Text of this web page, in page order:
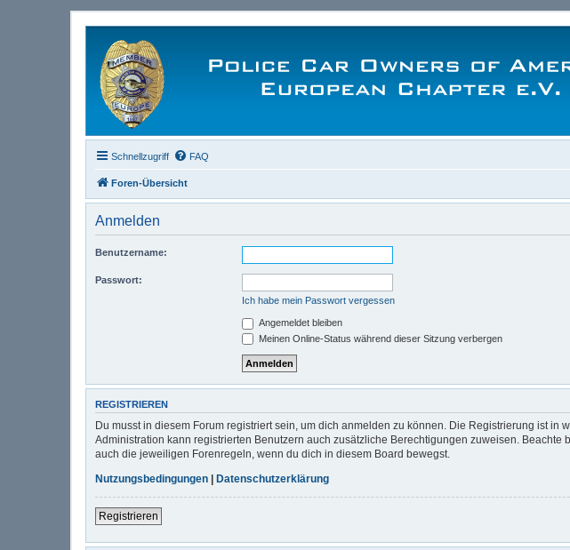
Schnellzugriff FAQ
Foren-Übersicht
Anmelden
Benutzername:
Passwort:
Ich habe mein Passwort vergessen
Angemeldet bleiben
Meinen Online-Status während dieser Sitzung verbergen
REGISTRIEREN
Du musst in diesem Forum registriert sein, um dich anmelden zu können. Die Registrierung ist
Administration kann registrierten Benutzern auch zusätzliche Berechtigungen zuweisen.
auch die jeweiligen Forenregeln, wenn du dich in diesem Board bewegst.
Nutzungsbedingungen | Datenschutzerklärung
Registrieren